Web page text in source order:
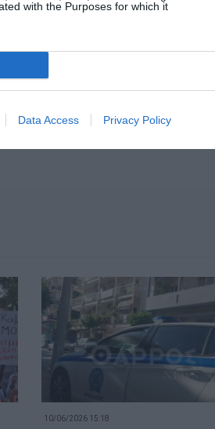
with the Purposes for which it
Data Access Privacy Policy
10/06/2026 15:18